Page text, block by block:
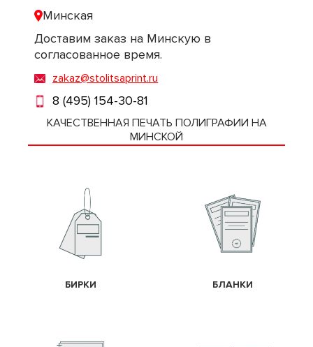
Минская
Доставим заказ на Минскую в
согласованное время.
zakaz@stolitsaprint.ru
8 (495) 154-30-81
КАЧЕСТВЕННАЯ ПЕЧАТЬ ПОЛИГРАФИИ НА
МИНСКОЙ
БИРКИ БЛАНКИ